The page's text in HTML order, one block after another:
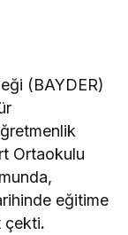
(BAYDER)
Ortaokulu
eğitime
çekti.